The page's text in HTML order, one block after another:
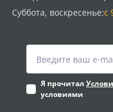
Суббота, воскресенье:с
Я прочитал
условиями